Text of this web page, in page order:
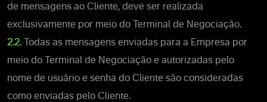
de mensagens ao Cliente, deve ser realizada
exclusivamente por meio do Terminal de Negociação.
2.2. Todas as mensagens enviadas para a Empresa por
meio do Terminal de Negociação e autorizadas pelo
nome de usuário e senha do Cliente são consideradas
como enviadas pelo Cliente.